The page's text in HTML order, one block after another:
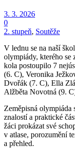
3. 3. 2026
0
2. stupeň, Soutěže
V lednu se na naší
olympiády, kterého se
kola postoupilo 7
(6. C), Veronika
Dvořák (7. C), Ella
Alžběta Novotná (9.
Zeměpisná olympiáda
znalostí a praktické
žáci prokázat své
v atlase, porozumění
a přehled.